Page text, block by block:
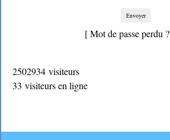
Envoyer
[ Mot de passe perdu ?
2502934 visiteurs
33 visiteurs en ligne